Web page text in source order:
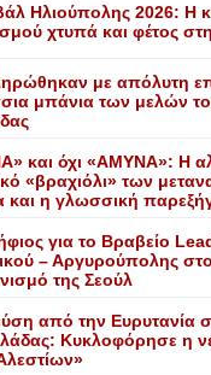
Ηλιούπολης 2026: Η
χτυπά και φέτος
με απόλυτη
μπάνια των μελών
και όχι «ΑΜΥΝΑ»: Η
«βραχιόλι» των
και η γλωσσική
για το Bραβείο
– Αργυρούπολης
της Σεούλ
από την Eυρυτανία
Κυκλοφόρησε η